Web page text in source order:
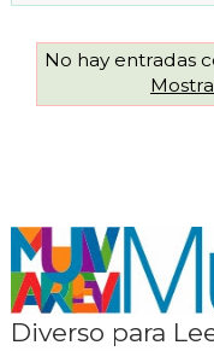
No hay entradas
Diverso para